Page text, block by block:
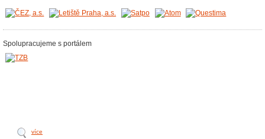
Spolupracujeme s portálem
více